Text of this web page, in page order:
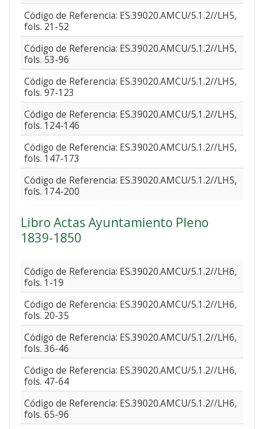
Código de Referencia: ES.39020.AMCU/5.1.2//LH5,
fols. 21-52
Código de Referencia: ES.39020.AMCU/5.1.2//LH5,
fols. 53-96
Código de Referencia: ES.39020.AMCU/5.1.2//LH5,
fols. 97-123
Código de Referencia: ES.39020.AMCU/5.1.2//LH5,
fols. 124-146
Código de Referencia: ES.39020.AMCU/5.1.2//LH5,
fols. 147-173
Código de Referencia: ES.39020.AMCU/5.1.2//LH5,
fols. 174-200
Libro Actas Ayuntamiento Pleno
1839-1850
Código de Referencia: ES.39020.AMCU/5.1.2//LH6,
fols. 1-19
Código de Referencia: ES.39020.AMCU/5.1.2//LH6,
fols. 20-35
Código de Referencia: ES.39020.AMCU/5.1.2//LH6,
fols. 36-46
Código de Referencia: ES.39020.AMCU/5.1.2//LH6,
fols. 47-64
Código de Referencia: ES.39020.AMCU/5.1.2//LH6,
fols. 65-96